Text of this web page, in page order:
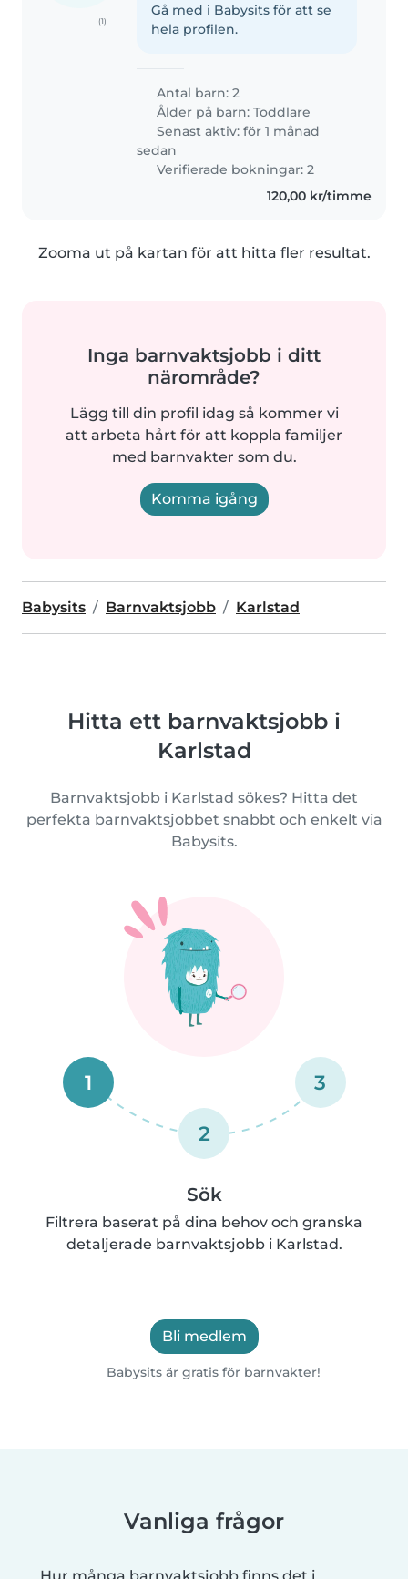
(1)
Gå med i Babysits för att se
hela profilen.
Antal barn: 2
Ålder på barn:Toddlare
Senast aktiv: för 1 månad
sedan
Verifierade bokningar: 2
120,00 kr/timme
Zooma ut på kartan för att hitta fler resultat.
Inga barnvaktsjobb i ditt
närområde?
Lägg till din profil idag så kommer vi
att arbeta hårt för att koppla familjer
med barnvakter som du.
Komma igång
Babysits Barnvaktsjobb Karlstad
Hitta ett barnvaktsjobb i
Karlstad
Barnvaktsjobb i Karlstad sökes? Hitta det
perfekta barnvaktsjobbet snabbt och enkelt via
Babysits.
1
2
3
Sök
Filtrera baserat på dina behov och granska
detaljerade barnvaktsjobb i Karlstad.
Bli medlem
Babysits är gratis för barnvakter!
Vanliga frågor
Hur många barnvaktsjobb finns det i